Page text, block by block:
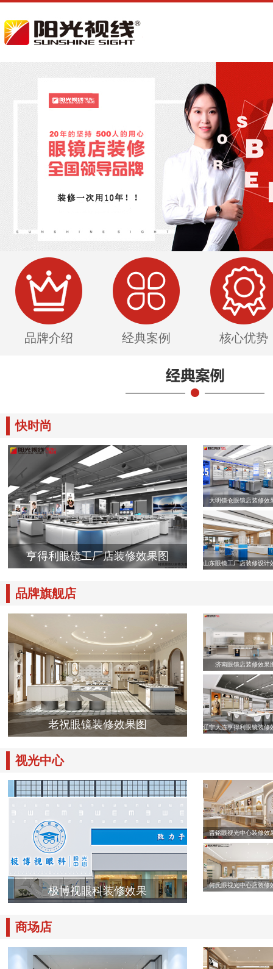
品牌介绍 经典案例 核心优势
快时尚
亨得利眼镜工厂店装修效果图
大明镜仓眼镜店装修效
山东眼镜工厂店装修设计
品牌旗舰店
老祝眼镜装修效果图
济南眼镜店装修效果
辽宁大连亨得利眼镜装修
视光中心
极博视眼科装修效果
晋铭眼视光中心装修效
何氏眼视光中心店装修
商场店